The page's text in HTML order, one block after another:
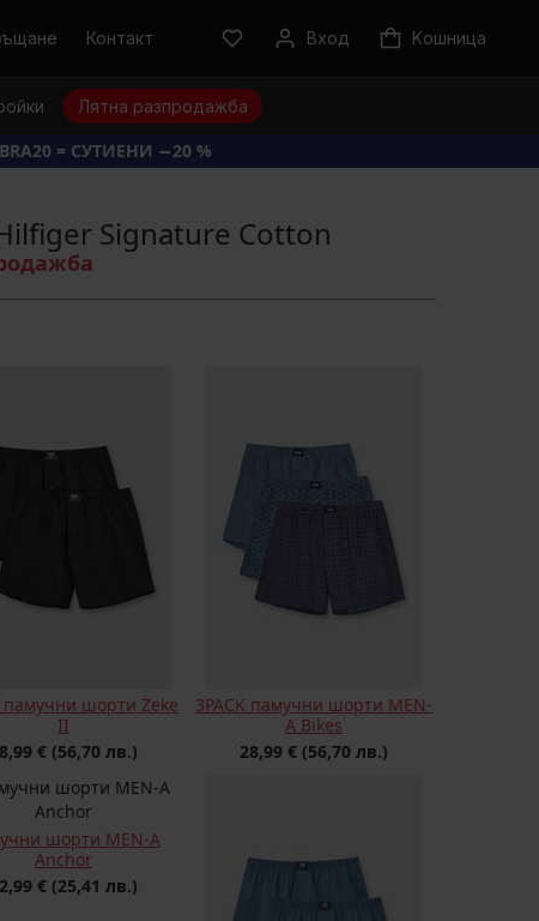
Контакт Вход Kошница
Лятна разпродажба
= СУТИЕНИ −20 %
Signature Cotton
памучни шорти Zeke
II
€ (56,70 лв.)
3PACK памучни шорти MEN-
A Bikes
28,99 € (56,70 лв.)
шорти MEN-A
Anchor
€ (25,41 лв.)